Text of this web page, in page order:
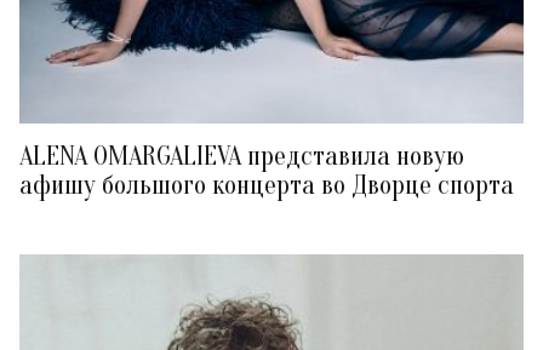
ALENA OMARGALIEVA представила новую
афишу большого концерта во Дворце спорта